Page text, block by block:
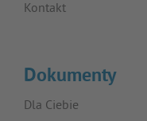
Kontakt
Dokumenty
Dla Ciebie